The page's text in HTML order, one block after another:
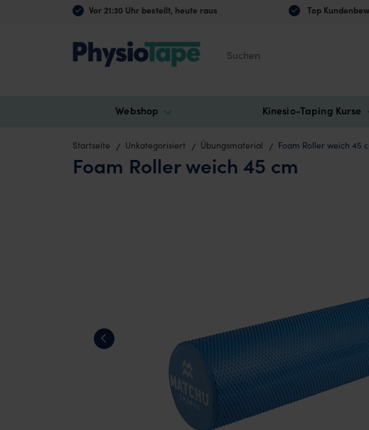
Vor 21:30 Uhr bestellt, heute raus Top
Webshop Kinesio-Taping Kurse
Startseite Unkategorisiert Übungsmaterial Foam Roller weich 45
Foam Roller weich 45 cm